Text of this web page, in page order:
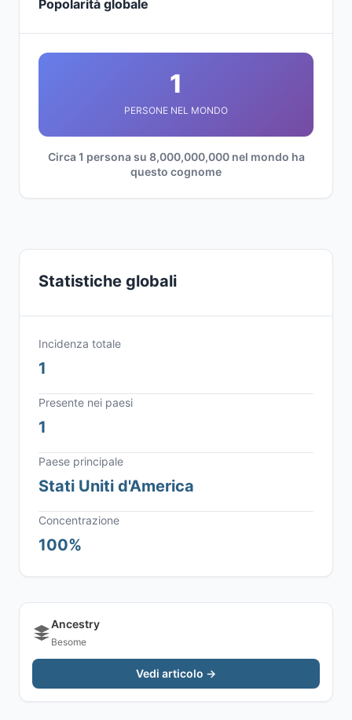
Popolarità globale
1
PERSONE NEL MONDO
Circa 1 persona su 8,000,000,000 nel mondo ha
questo cognome
Statistiche globali
Incidenza totale
1
Presente nei paesi
1
Paese principale
Stati Uniti d'America
Concentrazione
100%
Ancestry
Besome
Vedi articolo →